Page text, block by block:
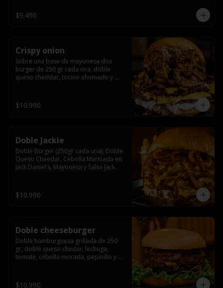
$9.490
Crispy onion
Sobre una base de mayonesa dos
burger de 250 gr cada una, doble
queso cheddar, tocino ahumado y
$10.990
Doble Jackie
Doble Burger (250gr cada una), Doble
Queso Cheedar, Cebolla Marinada en
Jack Daniel's, Mayonesa y Salsa Jack.
$10.990
Doble cheeseburger
Doble hamburguesa grillada de 250
gr, doble queso chedar, lechuga,
tomate, cebolla morada, pepinillo y
$10.990